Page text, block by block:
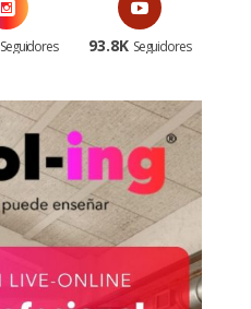
Seguidores 93.8K Seguidores